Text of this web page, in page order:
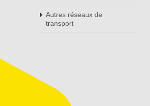
Autres réseaux de
transport